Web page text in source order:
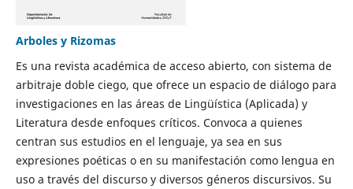
Arboles y Rizomas
Es una revista académica de acceso abierto, con sistema de
arbitraje doble ciego, que ofrece un espacio de diálogo para
investigaciones en las áreas de Lingüística (Aplicada) y
Literatura desde enfoques críticos. Convoca a quienes
centran sus estudios en el lenguaje, ya sea en sus
expresiones poéticas o en su manifestación como lengua en
uso a través del discurso y diversos géneros discursivos. Su